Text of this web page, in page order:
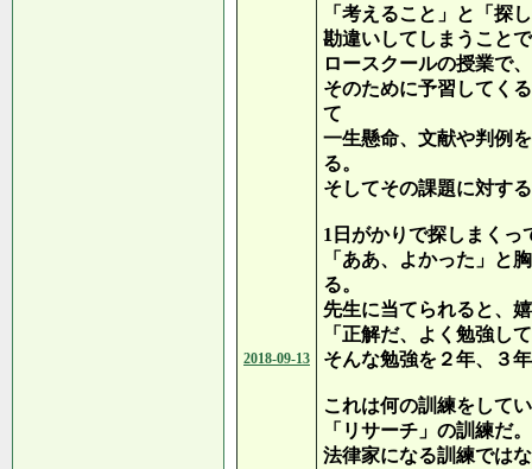
2018-09-13
「考えること」と「探
勘違いしてしまうこと
ロースクールの授業で
そのために予習してく
て
一生懸命、文献や判例
る。
そしてその課題に対す
1日がかりで探しまくっ
「ああ、よかった」と
る。
先生に当てられると、
「正解だ、よく勉強し
そんな勉強を２年、３
これは何の訓練をして
「リサーチ」の訓練だ。
法律家になる訓練では